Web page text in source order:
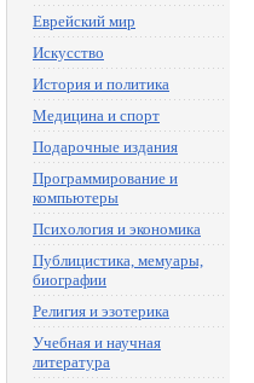
Еврейский мир
Искусство
История и политика
Медицина и спорт
Подарочные издания
Программирование и
компьютеры
Психология и экономика
Публицистика, мемуары,
биографии
Религия и эзотерика
Учебная и научная
литература